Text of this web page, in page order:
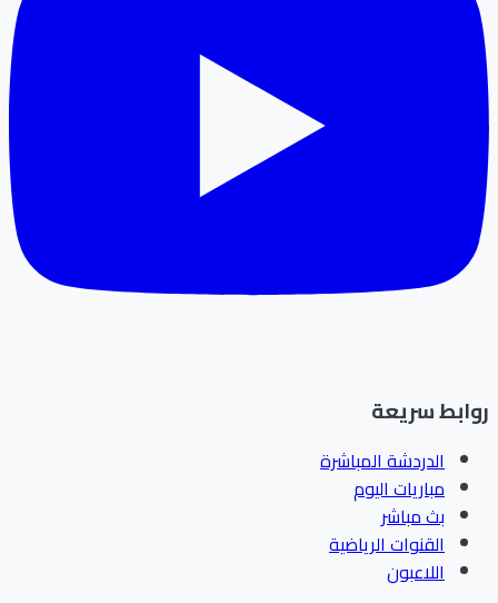
سريعة
الدردشة المباشرة
مباريات اليوم
بث مباشر
القنوات الرياضية
اللاعبون